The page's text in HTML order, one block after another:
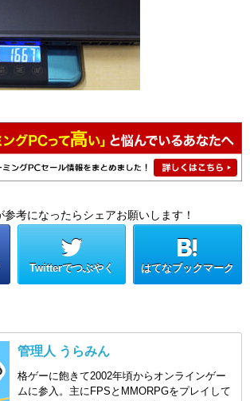
参考になったらシェアお願いします！
Twitterでつぶやく はてなブックマーク
管理人 うらみん
格ゲーに飽きて2002年頃からオンラインゲー
ムに参入。主にFPSとMMORPGをプレイして